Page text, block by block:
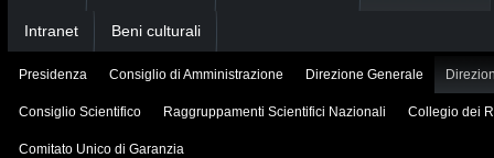
Intranet Beni culturali
Presidenza Consiglio di Amministrazione Direzione Generale
Consiglio Scientifico Raggruppamenti Scientifici Nazionali Collegio dei
Comitato Unico di Garanzia